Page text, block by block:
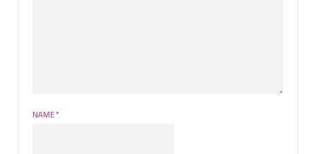
NAME*